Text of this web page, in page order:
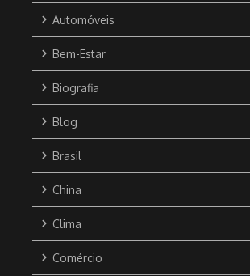
Automóveis
Bem-Estar
Biografia
Blog
Brasil
China
Clima
Comércio